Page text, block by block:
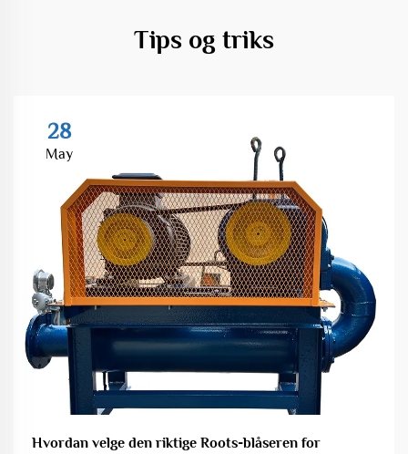
Tips og triks
28
May
Hvordan velge den riktige Roots-blåseren for